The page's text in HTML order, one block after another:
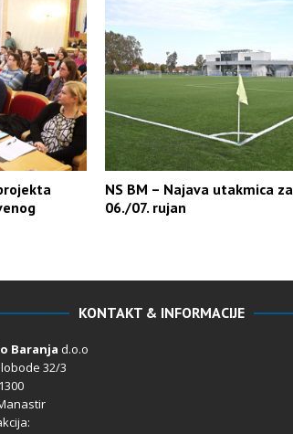
NS BM – Najava utakmica za
06./07. rujan
KONTAKT & INFORMACIJE
Baranja d.o.o
32/3